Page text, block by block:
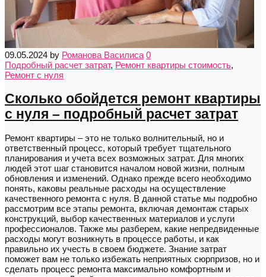
09.05.2024 by Романова Василиса 0
Подробный расчет затрат, Ремонт квартиры стоимость,
Ремонт с нуля
Сколько обойдется ремонт квартиры
с нуля – подробный расчет затрат
Ремонт квартиры – это не только волнительный, но и
ответственный процесс, который требует тщательного
планирования и учета всех возможных затрат. Для многих
людей этот шаг становится началом новой жизни, полным
обновления и изменений. Однако прежде всего необходимо
понять, каковы реальные расходы на осуществление
качественного ремонта с нуля. В данной статье мы подробно
рассмотрим все этапы ремонта, включая демонтаж старых
конструкций, выбор качественных материалов и услуги
профессионалов. Также мы разберем, какие непредвиденные
расходы могут возникнуть в процессе работы, и как
правильно их учесть в своем бюджете. Знание затрат
поможет вам не только избежать неприятных сюрпризов, но и
сделать процесс ремонта максимально комфортным и